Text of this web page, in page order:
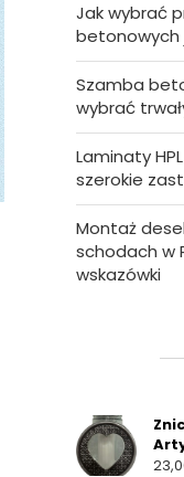
Jak wybrać
betonowych
Szamba
wybrać
Laminaty
szerokie
Montaż
schodach w
wskazówki